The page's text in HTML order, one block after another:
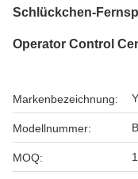
Schlückchen-
Operator Control
Markenbezeichnung:
Modellnummer:
MOQ: